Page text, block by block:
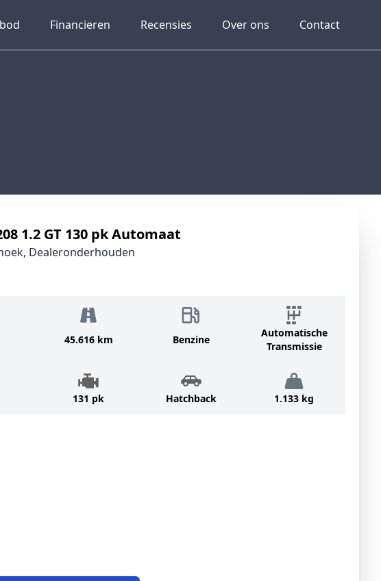
Financieren Recensies Over ons Contact
1.2 GT 130 pk Automaat
Dealeronderhouden
45.616 km Benzine
Automatische
Transmissie
131 pk Hatchback 1.133 kg